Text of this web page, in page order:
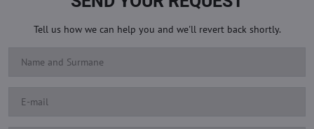
Tell us how we can help you and we'll revert back shortly.